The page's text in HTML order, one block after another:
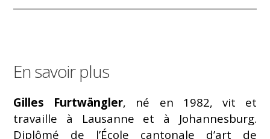
En savoir plus
Gilles Furtwängler, né en 1982, vit et
travaille à Lausanne et à Johannesburg.
Diplômé de l’École cantonale d’art de